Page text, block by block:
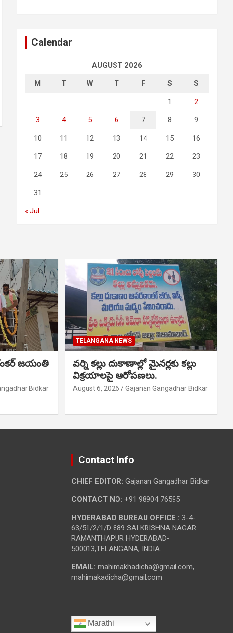
Calendar
AUGUST 2026
M T W T F S S
1 2
3 4 5 6 7 8 9
10 11 12 13 14 15 16
17 18 19 20 21 22 23
24 25 26 27 28 29 30
31
« Jul
జయంతి
Bidkar
TELANGANA NEWS
వర్ని కల్లు దుకాణాల్లో మైనర్లకు కల్లు
విక్రయాలపై ఆరోపణలు.
August 6, 2026 Gajanan Gangadhar Bidkar
Contact Info
CHIEF EDITOR: Gajanan Gangadhar Bidkar
CONTACT NO: +91 98904 76595
HYDERABAD BUREAU OFFICE : 3-4-
63/51/2/1/D 889 SAI KRISHNA NAGAR
RAMANTHAPUR HYDERABAD-
500013,TELANGANA, INDIA.
EMAIL: mahimakhadicha@gmail.com,
mahimakadicha@gmail.com
Marathi